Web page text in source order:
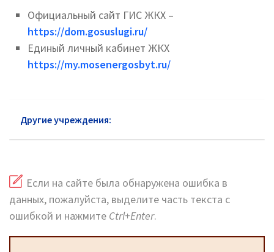
Официальный сайт ГИС ЖКХ –
https://dom.gosuslugi.ru/
Единый личный кабинет ЖКХ
https://my.mosenergosbyt.ru/
Другие учреждения:
Если на сайте была обнаружена ошибка в
данных, пожалуйста, выделите часть текста с
ошибкой и нажмите Ctrl+Enter.